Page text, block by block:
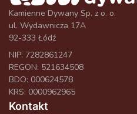
Kamienne Dywany Sp. z o. o.
ul. Wydawnicza 17A
92-333 Łódź
NIP: 7282861247
REGON: 521634508
BDO: 000624578
KRS: 0000962965
Kontakt